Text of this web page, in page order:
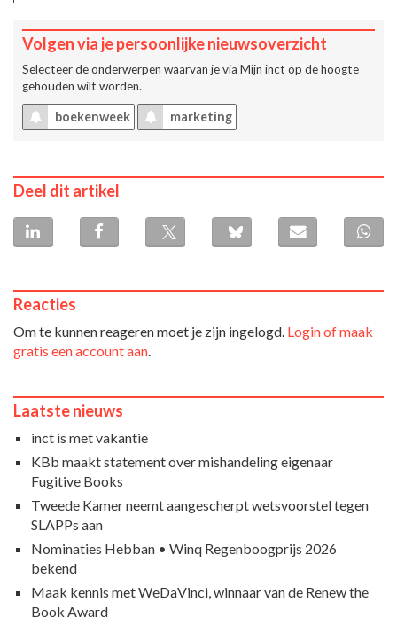
Volgen via je persoonlijke nieuwsoverzicht
Selecteer de onderwerpen waarvan je via Mijn inct op de hoogte
gehouden wilt worden.
boekenweek marketing
Deel dit artikel
Reacties
Om te kunnen reageren moet je zijn ingelogd. Login of maak
gratis een account aan
Laatste nieuws
inct is met vakantie
KBb maakt statement over mishandeling eigenaar
Fugitive Books
Tweede Kamer neemt aangescherpt wetsvoorstel tegen
SLAPPs aan
Nominaties Hebban • Winq Regenboogprijs 2026
bekend
Maak kennis met WeDaVinci, winnaar van de Renew the
Book Award